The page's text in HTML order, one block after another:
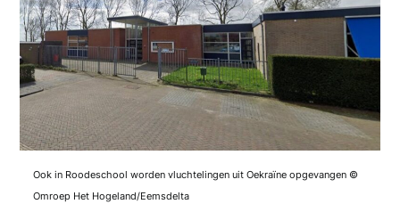
Ook in Roodeschool worden vluchtelingen uit Oekraïne opgevangen ©
Omroep Het Hogeland/Eemsdelta